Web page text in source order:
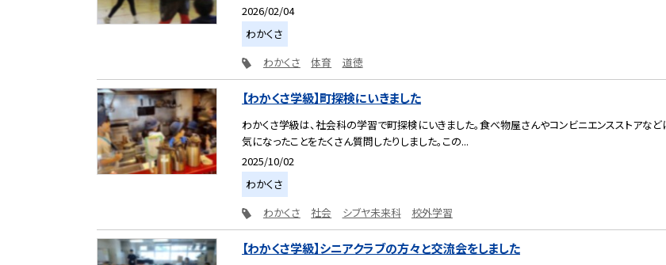
2026/02/04
わかくさ
わかくさ
体育 道徳
【わかくさ学級】町探検にいきました
わかくさ学級は、社会科の学習で町探検にいきました。食べ物屋さんやコンビニエンスストアな
気になったことをたくさん質問したりしました。この...
2025/10/02
わかくさ
わかくさ
社会 シブヤ未来科 校外学習
【わかくさ学級】シニアクラブの方々と交流会をしました